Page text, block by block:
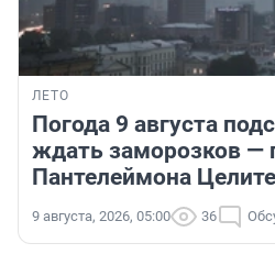
ЛЕТО
Погода 9 августа
ждать заморозков —
Пантелеймона
9 августа, 2026, 05:00 36